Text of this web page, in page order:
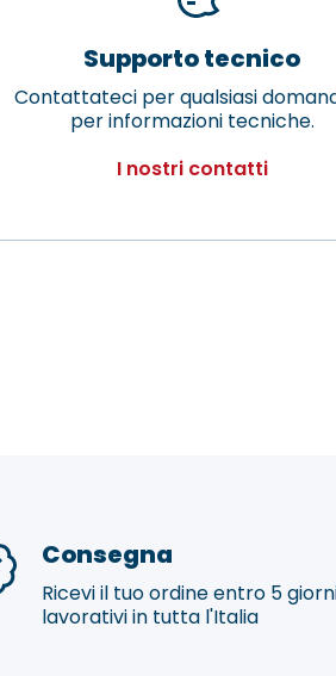
Supporto tecnico
Contattateci per qualsiasi
per informazioni tecniche.
I nostri contatti
Consegna
Ricevi il tuo ordine entro 5
lavorativi in tutta l'Italia